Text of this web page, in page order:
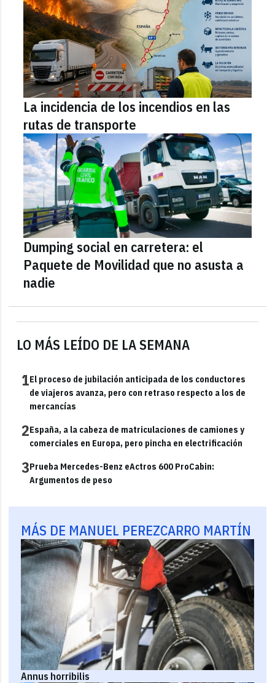
LO MÁS LEÍDO DE LA SEMANA
1El proceso de jubilación anticipada de los conductores
de viajeros avanza, pero con retraso respecto a los de
mercancías
2España, a la cabeza de matriculaciones de camiones y
comerciales en Europa, pero pincha en electrificación
3Prueba Mercedes-Benz eActros 600 ProCabin:
Argumentos de peso
MÁS DE MANUEL PEREZCARRO MARTÍN
Annus horribilis
La incidencia de los incendios en las
rutas de transporte
Dumping social en carretera: el
Paquete de Movilidad que no asusta a
nadie